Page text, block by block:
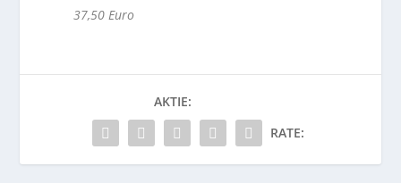
37,50 Euro
AKTIE:
RATE: